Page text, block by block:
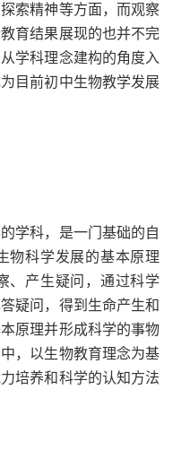
索精神等方面，而观察
育结果展现的也并不完
学科理念建构的角度入
目前初中生物教学发展
学科，是一门基础的自
物科学发展的基本原理
、产生疑问，通过科学
疑问，得到生命产生和
原理并形成科学的事物
，以生物教育理念为基
培养和科学的认知方法